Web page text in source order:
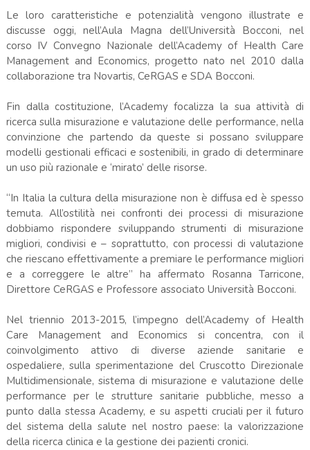
Le loro caratteristiche e potenzialità vengono illustrate e
discusse oggi, nell’Aula Magna dell’Università Bocconi, nel
corso IV Convegno Nazionale dell’Academy of Health Care
Management and Economics, progetto nato nel 2010 dalla
collaborazione tra Novartis, CeRGAS e SDA Bocconi.
Fin dalla costituzione, l’Academy focalizza la sua attività di
ricerca sulla misurazione e valutazione delle performance, nella
convinzione che partendo da queste si possano sviluppare
modelli gestionali efficaci e sostenibili, in grado di determinare
un uso più razionale e ‘mirato’ delle risorse.
“In Italia la cultura della misurazione non è diffusa ed è spesso
temuta. All’ostilità nei confronti dei processi di misurazione
dobbiamo rispondere sviluppando strumenti di misurazione
migliori, condivisi e – soprattutto, con processi di valutazione
che riescano effettivamente a premiare le performance migliori
e a correggere le altre” ha affermato Rosanna Tarricone,
Direttore CeRGAS e Professore associato Università Bocconi.
Nel triennio 2013-2015, l’impegno dell’Academy of Health
Care Management and Economics si concentra, con il
coinvolgimento attivo di diverse aziende sanitarie e
ospedaliere, sulla sperimentazione del Cruscotto Direzionale
Multidimensionale, sistema di misurazione e valutazione delle
performance per le strutture sanitarie pubbliche, messo a
punto dalla stessa Academy, e su aspetti cruciali per il futuro
del sistema della salute nel nostro paese: la valorizzazione
della ricerca clinica e la gestione dei pazienti cronici.